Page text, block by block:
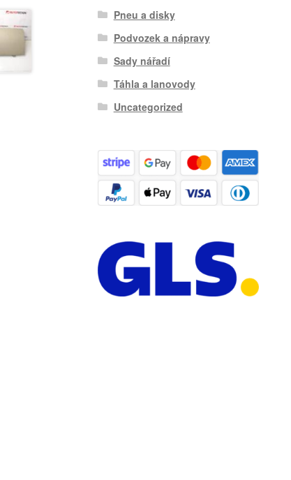
Pneu a disky
Podvozek a nápravy
Sady nářadí
Táhla a lanovody
Uncategorized